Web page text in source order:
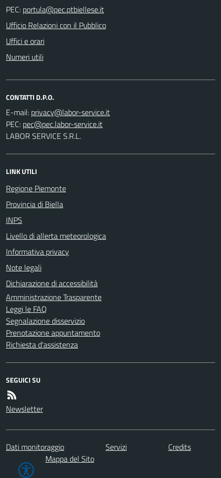
PEC:
Ufficio Relazioni con il Pubblico
Uffici e orari
Numeri utili
CONTATTI D.P.O.
E-mail:
PEC:
LABOR SERVICE S.R.L.
LINK UTILI
Regione Piemonte
Provincia di Biella
INPS
Livello di allerta meteorologica
Informativa privacy
Note legali
Dichiarazione di accessibilità
Amministrazione Trasparente
Leggi le FAQ
Segnalazione disservizio
Prenotazione appuntamento
Richiesta d'assistenza
SEGUICI SU
Newsletter
Dati monitoraggio Servizi
Credits
Mappa del Sito